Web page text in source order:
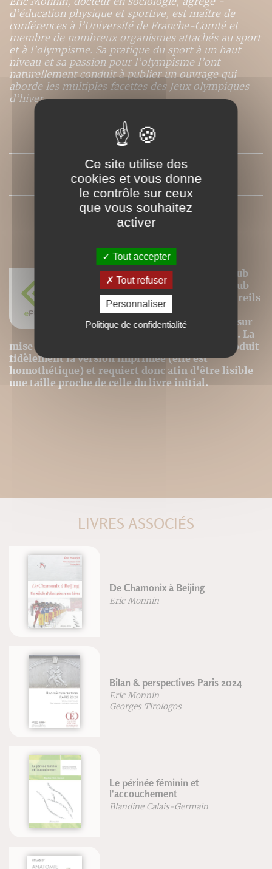
d’éducation physique et sportive, est maître de
conférences à l’Université de Franche-Comté et
membre de nombreux organismes attachés au sport
et à l’olympisme. Sa pratique du sport à un haut
niveau et sa passion pour l’olympisme l’ont
naturellement conduit à publier un ouvrage qui
aborde les multiples facettes des Jeux olympiques
d’hiver.
SOMMAIRE
PRESSE
COMPLÉMENT
Attention. Cette version est un ePub
fixe layed-out, c'est-à-dire un ePub
UNIQUEMENTlisible sur des appareils
dédiés type TABLETTE
appareils de ce format) ou encore sur
ordinateur et
. La
mise en page de cette version numérique reproduit
fidèlement la version imprimée (elle est
homothétique) et requiert donc afin d'être lisible
une taille proche de celle du livre initial.
LIVRES ASSOCIÉS
De Chamonix à Beijing
Eric Monnin
Bilan & perspectives Paris 2024
Eric Monnin
Georges Tirologos
Le périnée féminin et
l'accouchement
Blandine Calais-Germain
Ce site utilise des
cookies et vous donne
le contrôle sur ceux
que vous souhaitez
activer
Tout accepter
Tout refuser
Personnaliser
Politique de confidentialité